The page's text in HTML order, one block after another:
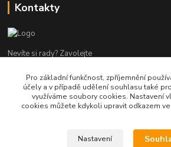
Kontakty
Nevíte si rady? Zavolejte
tel:+420 602960000
8-19 Po Pá
Pro základní funkčnost, zpříjemnění
účely a v případě udělení souhlasu také
využíváme soubory cookies. Nastavení
cookies můžete kdykoli upravit odkazem
Nastavení